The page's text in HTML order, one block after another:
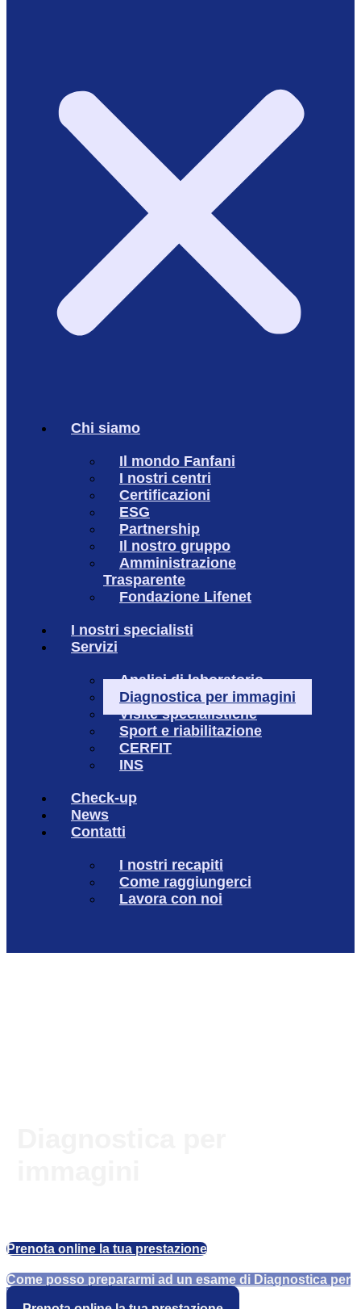
Chi siamo
Il mondo Fanfani
I nostri centri
Certificazioni
ESG
Partnership
Il nostro gruppo
Amministrazione
Trasparente
Fondazione Lifenet
I nostri specialisti
Servizi
Analisi di laboratorio
Diagnostica per immagini
Visite specialistiche
Sport e riabilitazione
CERFIT
INS
Check-up
News
Contatti
I nostri recapiti
Come raggiungerci
Lavora con noi
Prenota online la tua prestazione
Come posso prepararmi ad un esame di Diagnostica per
Immagini?